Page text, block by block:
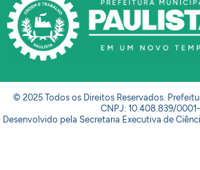
© 2025 Todos os Direitos Reservados.
CNPJ: 10.408.839/
Desenvolvido pela Secretaria Executiva de